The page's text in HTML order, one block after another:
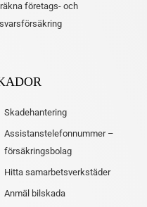
företags- och
Skadehantering
Assistanstelefonnummer –
försäkringsbolag
Hitta samarbetsverkstäder
Anmäl bilskada